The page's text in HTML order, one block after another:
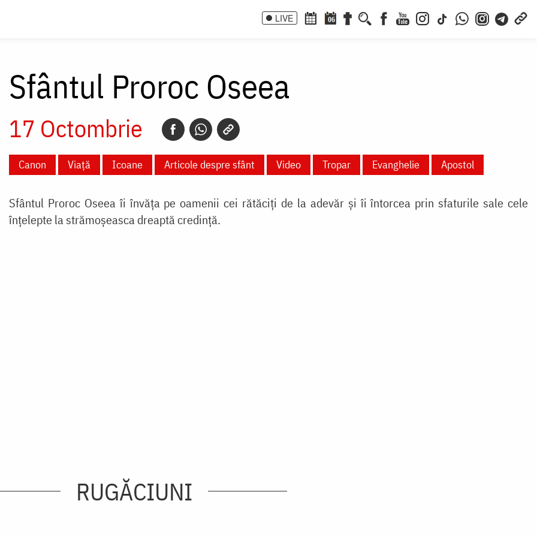
LIVE 06
Sfântul Proroc Oseea
17 Octombrie
Canon Viață Icoane Articole despre sfânt Video Tropar Evanghelie Apostol
Sfântul Proroc Oseea îi învăța pe oamenii cei rătăciți de la adevăr și îi întorcea prin sfaturile sale cele
înțelepte la strămoșeasca dreaptă credință.
RUGĂCIUNI